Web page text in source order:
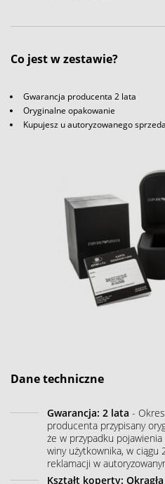
Co jest w zestawie?
Gwarancja producenta 2 lata
Oryginalne opakowanie
Kupujesz u autoryzowanego
Dane techniczne
Gwarancja: 2 lata -
producenta przypisany
że w przypadku
winy użytkownika, w ciągu
reklamacji w
Kształt koperty: Okrągła